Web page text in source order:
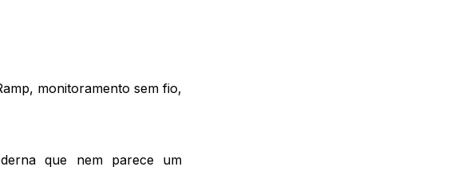
monitoramento sem fio,
que nem parece um